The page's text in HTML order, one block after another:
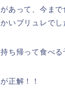
あって、今ま
いブリュレでし
ち帰って食べ
正解！！